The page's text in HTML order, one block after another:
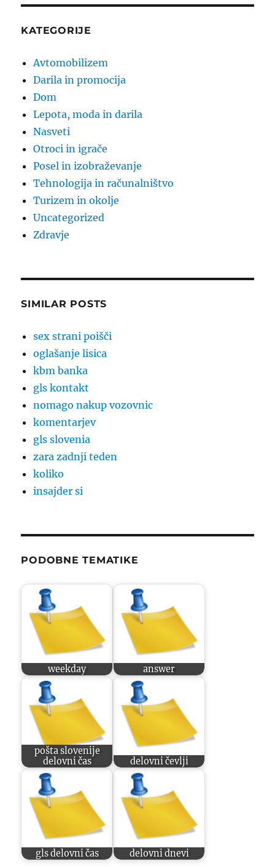
KATEGORIJE
Avtomobilizem
Darila in promocija
Dom
Lepota, moda in darila
Nasveti
Otroci in igrače
Posel in izobraževanje
Tehnologija in računalništvo
Turizem in okolje
Uncategorized
Zdravje
SIMILAR POSTS
sex strani poišči
oglašanje lisica
kbm banka
gls kontakt
nomago nakup vozovnic
komentarjev
gls slovenia
zara zadnji teden
koliko
insajder si
PODOBNE TEMATIKE
weekday answer
pošta slovenije
delovni čas
delovni čevlji
gls delovni čas delovni dnevi